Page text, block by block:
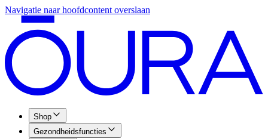
Navigatie naar hoofdcontent overslaan
Shop
Gezondheidsfuncties